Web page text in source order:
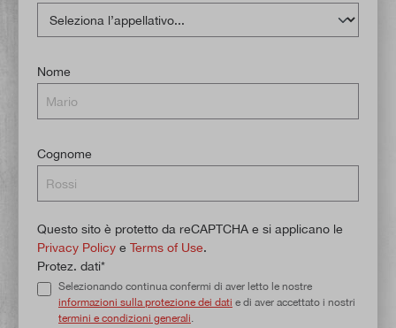
Nome
Cognome
Questo sito è protetto da reCAPTCHA e si applicano le
Privacy Policy e Terms of Use.
Protez. dati*
Selezionando continua confermi di aver letto le nostre
informazioni sulla protezione dei dati e di aver accettato i nostri
termini e condizioni generali.